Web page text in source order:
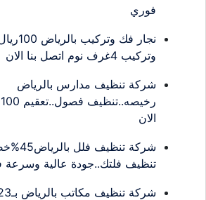
فوري
نجار فك
وتركيب 4غرف نوم اتصل بنا الان
شركة تنظيف مدارس بالرياض
الان
شركة
تنظيف فلتك..جودة عالية وسرعة